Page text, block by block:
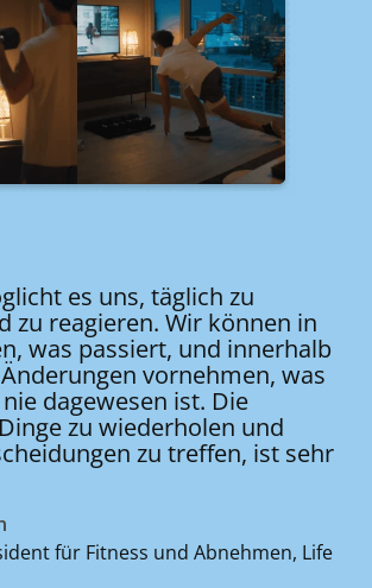
es uns, täglich zu
zu reagieren. Wir können in
was passiert, und innerhalb
vornehmen, was
dagewesen ist. Die
zu wiederholen und
zu treffen, ist sehr
für Fitness und Abnehmen, Life